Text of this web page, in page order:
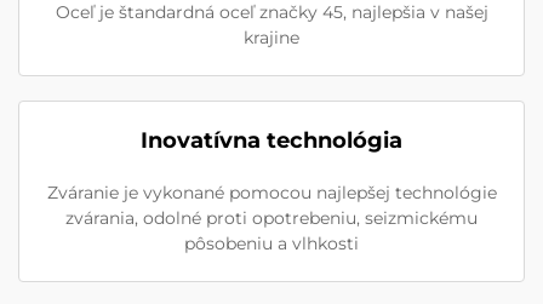
Oceľ je štandardná oceľ značky 45, najlepšia v našej
krajine
Inovatívna technológia
Zváranie je vykonané pomocou najlepšej technológie
zvárania, odolné proti opotrebeniu, seizmickému
pôsobeniu a vlhkosti